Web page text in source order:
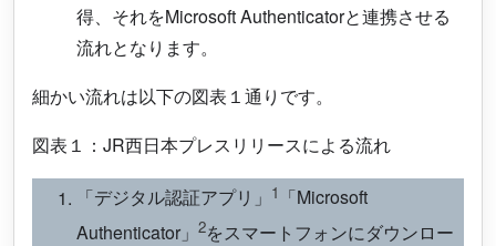
得、それをMicrosoft Authenticatorと連携させる
流れとなります。
細かい流れは以下の図表１通りです。
図表１：JR西日本プレスリリースによる流れ
「デジタル認証アプリ」 1 「Microsoft
Authenticator」 2をスマートフォンにダウンロー